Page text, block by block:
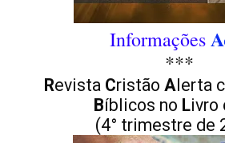
Informações
***
Revista Cristão Alerta
Bíblicos no Livro
(4° trimestre de